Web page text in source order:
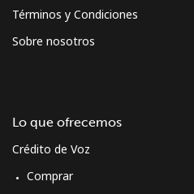
Términos y Condiciones
Sobre nosotros
Lo que ofrecemos
Crédito de Voz
Comprar